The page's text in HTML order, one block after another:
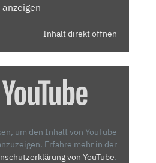
anzeigen
Inhalt direkt öffnen
um den Inhalt von YouTube
Erfahre mehr in der
von YouTube.